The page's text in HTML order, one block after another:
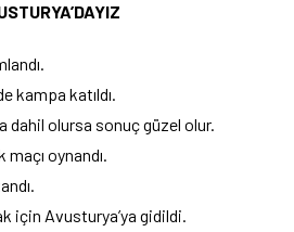
kampa katıldı.
dahil olursa sonuç güzel olur.
oynandı.
için Avusturya’ya gidildi.